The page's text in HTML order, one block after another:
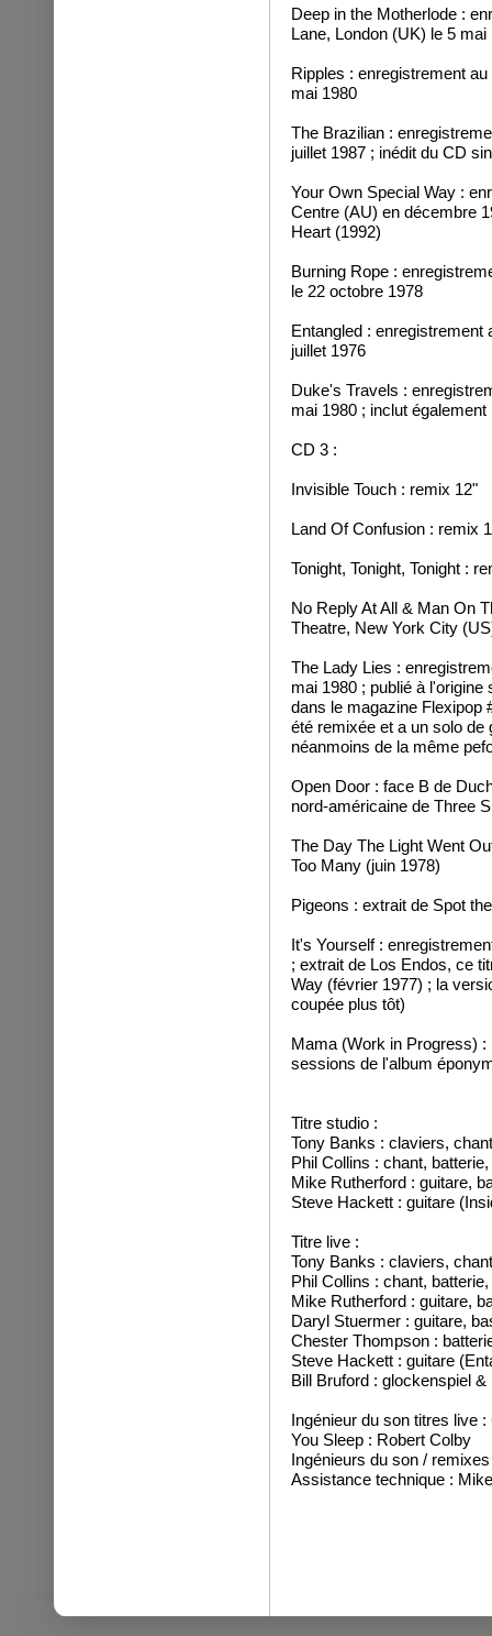
Deep in the Motherlode :
Lane, London (UK) le 5 mai
Ripples : enregistrement
mai 1980
The Brazilian :
juillet 1987 ; inédit du CD
Your Own Special Way :
Centre (AU) en décembre
Heart (1992)
Burning Rope :
le 22 octobre 1978
Entangled : enregistrement
juillet 1976
Duke's Travels :
mai 1980 ; inclut
CD 3 :
Invisible Touch : remix 12"
Land Of Confusion : remix
Tonight, Tonight, Tonight :
No Reply At All & Man On
Theatre, New York City
The Lady Lies :
mai 1980 ; publié à
dans le magazine Flexipop
été remixée et a un solo de
néanmoins de la même
Open Door : face B de
nord-américaine de Three
The Day The Light Went
Too Many (juin 1978)
Pigeons : extrait de Spot
It's Yourself :
; extrait de Los Endos, ce
Way (février 1977) ; la
coupée plus tôt)
Mama (Work in Progress) :
sessions de l'album
Titre studio :
Tony Banks : claviers,
Phil Collins : chant,
Mike Rutherford : guitare,
Steve Hackett : guitare
Titre live :
Tony Banks : claviers,
Phil Collins : chant,
Mike Rutherford : guitare,
Daryl Stuermer : guitare,
Chester Thompson :
Steve Hackett : guitare
Bill Bruford : glockenspiel
Ingénieur du son titres live
You Sleep : Robert Colby
Ingénieurs du son /
Assistance technique :